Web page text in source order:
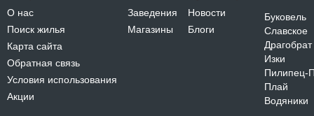
О нас
Поиск жилья
Карта сайта
Обратная связь
Условия использования
Акции
Заведения
Магазины
Новости
Блоги
Буковель
Славское
Драгобрат
Изки
Пилипец-
Плай
Водяники